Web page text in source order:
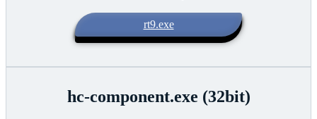
rt9.exe
hc-component.exe (32bit)